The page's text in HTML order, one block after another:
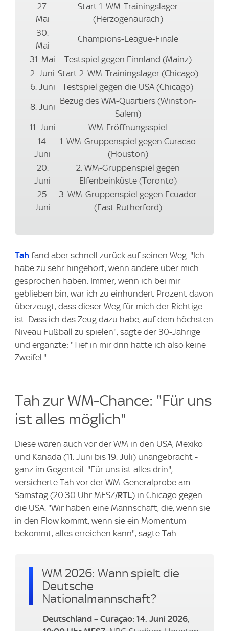
27.
Mai
Start 1. WM-Trainingslager
(Herzogenaurach)
30.
Mai
Champions-League-Finale
31. Mai
Testspiel gegen Finnland (Mainz)
2. Juni Start 2. WM-Trainingslager (Chicago)
6. Juni
Testspiel gegen die USA (Chicago)
8. Juni
Bezug des WM-Quartiers (Winston-
Salem)
11. Juni
WM-Eröffnungsspiel
14.
Juni
1. WM-Gruppenspiel gegen Curacao
(Houston)
20.
Juni
2. WM-Gruppenspiel gegen
Elfenbeinküste (Toronto)
25.
Juni
3. WM-Gruppenspiel gegen Ecuador
(East Rutherford)
Tah fand aber schnell zurück auf seinen Weg. "Ich
habe zu sehr hingehört, wenn andere über mich
gesprochen haben. Immer, wenn ich bei mir
geblieben bin, war ich zu einhundert Prozent davon
überzeugt, dass dieser Weg für mich der Richtige
ist. Dass ich das Zeug dazu habe, auf dem höchsten
Niveau Fußball zu spielen", sagte der 30-Jährige
und ergänzte: "Tief in mir drin hatte ich also keine
Zweifel."
Tah zur WM-Chance: "Für uns
ist alles möglich"
Diese wären auch vor der WM in den USA, Mexiko
und Kanada (11. Juni bis 19. Juli) unangebracht -
ganz im Gegenteil. "Für uns ist alles drin",
versicherte Tah vor der WM-Generalprobe am
Samstag (20.30 Uhr MESZ/RTL) in Chicago gegen
die USA. "Wir haben eine Mannschaft, die, wenn sie
in den Flow kommt, wenn sie ein Momentum
bekommt, alles erreichen kann", sagte Tah.
WM 2026: Wann spielt die
Deutsche
Nationalmannschaft?
Deutschland – Curaçao: 14. Juni 2026,